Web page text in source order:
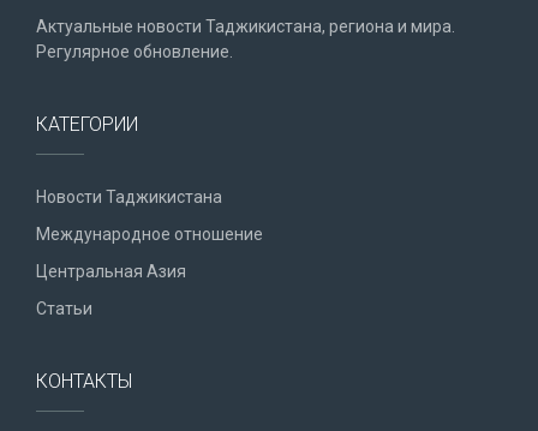
Актуальные новости Таджикистана, региона и мира.
Регулярное обновление.
КАТЕГОРИИ
Новости Таджикистана
Международное отношение
Центральная Азия
Статьи
КОНТАКТЫ